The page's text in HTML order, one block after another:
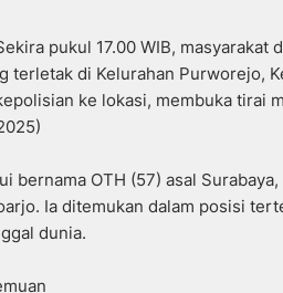
pukul 17.00 WIB, masyarakat
terletak di Kelurahan Purworejo,
ke lokasi, membuka tirai
bernama OTH (57) asal
Ia ditemukan dalam posisi
dunia.